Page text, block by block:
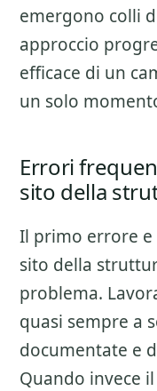
emergono colli
approccio
efficace di un
un solo
Errori
sito della
Il primo errore
sito della
problema.
quasi sempre a
documentate e
Quando invece